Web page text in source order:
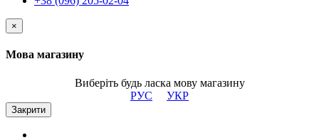
×
Мова магазину
Виберіть будь ласка мову магазину
РУС
УКР
Закрити